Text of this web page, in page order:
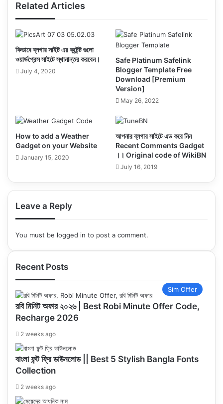
Related Articles
কিভাবে ব্লগার সাইট এর কন্টেন্ট গুলো
ওয়ার্ডপ্রেস সাইটে স্থানান্তর করবেন।
July 4, 2020
Safe Platinum Safelink
Blogger Template Free
Download [Premium
Version]
May 26, 2022
How to add a Weather
Gadget on your Website
January 15, 2020
আপনার ব্লগার সাইটে এড করে নিন
Recent Comments Gadget
।। Original code of WikiBN
July 16, 2019
Leave a Reply
You must be logged in to post a comment.
Recent Posts
Sim Offer
রবি মিনিট অফার ২০২৬ | Best Robi Minute Offer Code,
Recharge 2026
2 weeks ago
বাংলা ফন্ট ফ্রি ডাউনলোড || Best 5 Stylish Bangla Fonts
Collection
2 weeks ago